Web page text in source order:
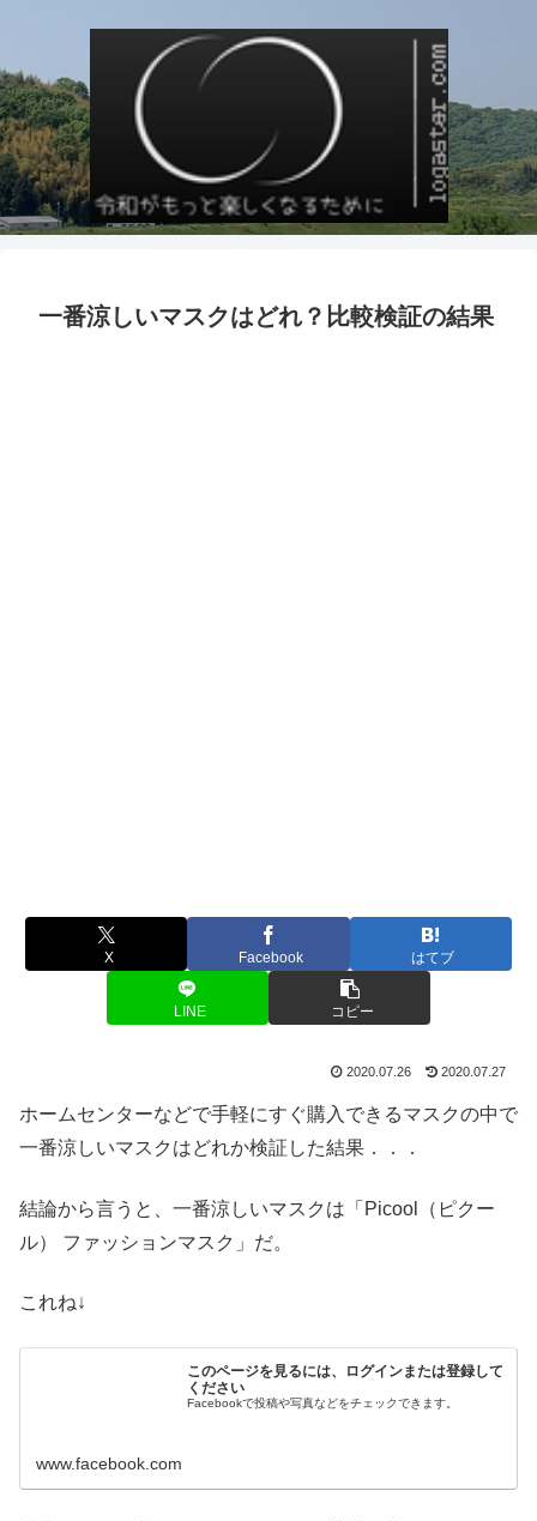
一番涼しいマスクはどれ？比較検証の結果
X Facebook はてブ
LINE コピー
2020.07.26 2020.07.27
ホームセンターなどで手軽にすぐ購入できるマスクの中で
一番涼しいマスクはどれか検証した結果．．．
結論から言うと、一番涼しいマスクは「Picool（ピクー
ル） ファッションマスク」だ。
これね↓
このページを見るには、ログインまたは登録して
ください
Facebookで投稿や写真などをチェックできます。
www.facebook.com